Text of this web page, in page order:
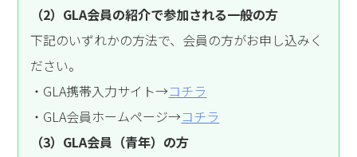
（2）GLA会員の紹介で参加される一般の方
下記のいずれかの方法で、会員の方がお申し込みく
ださい。
・GLA携帯入力サイト→コチラ
・GLA会員ホームページ→コチラ
（3）GLA会員（青年）の方